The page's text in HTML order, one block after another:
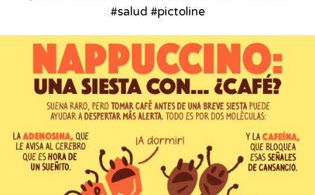
#salud #pictoline